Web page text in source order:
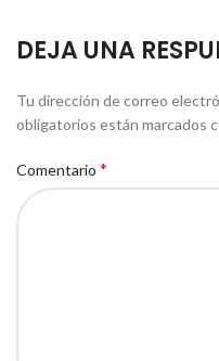
DEJA UNA
Tu dirección de correo
obligatorios están marcados
Comentario *